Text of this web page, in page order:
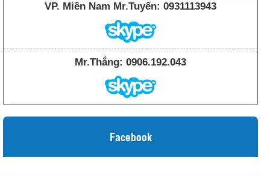
VP. Miền Nam Mr.Tuyến: 0931113943
Mr.Thắng: 0906.192.043
Facebook